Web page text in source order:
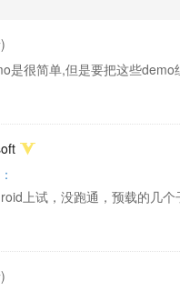
是很简单,但是要把这些
上试，没跑通，预载的几个